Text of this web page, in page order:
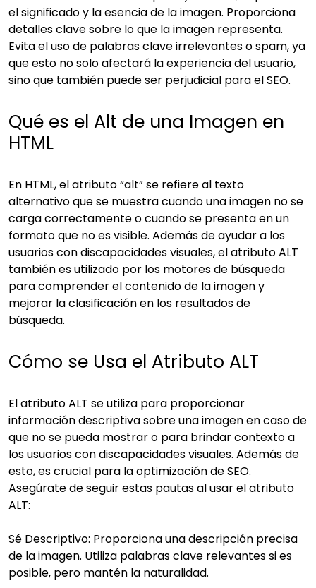
el significado y la esencia de la imagen. Proporciona
detalles clave sobre lo que la imagen representa.
Evita el uso de palabras clave irrelevantes o spam, ya
que esto no solo afectará la experiencia del usuario,
sino que también puede ser perjudicial para el SEO.
Qué es el Alt de una Imagen en
HTML
En HTML, el atributo “alt” se refiere al texto
alternativo que se muestra cuando una imagen no se
carga correctamente o cuando se presenta en un
formato que no es visible. Además de ayudar a los
usuarios con discapacidades visuales, el atributo ALT
también es utilizado por los motores de búsqueda
para comprender el contenido de la imagen y
mejorar la clasificación en los resultados de
búsqueda.
Cómo se Usa el Atributo ALT
El atributo ALT se utiliza para proporcionar
información descriptiva sobre una imagen en caso de
que no se pueda mostrar o para brindar contexto a
los usuarios con discapacidades visuales. Además de
esto, es crucial para la optimización de SEO.
Asegúrate de seguir estas pautas al usar el atributo
ALT:
Sé Descriptivo: Proporciona una descripción precisa
de la imagen. Utiliza palabras clave relevantes si es
posible, pero mantén la naturalidad.